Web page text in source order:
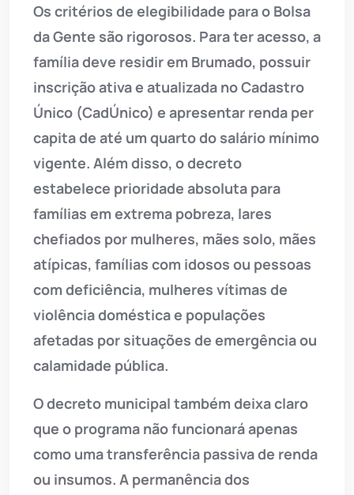
Os critérios de elegibilidade para o Bolsa
da Gente são rigorosos. Para ter acesso, a
família deve residir em Brumado, possuir
inscrição ativa e atualizada no Cadastro
Único (CadÚnico) e apresentar renda per
capita de até um quarto do salário mínimo
vigente. Além disso, o decreto
estabelece prioridade absoluta para
famílias em extrema pobreza, lares
chefiados por mulheres, mães solo, mães
atípicas, famílias com idosos ou pessoas
com deficiência, mulheres vítimas de
violência doméstica e populações
afetadas por situações de emergência ou
calamidade pública.
O decreto municipal também deixa claro
que o programa não funcionará apenas
como uma transferência passiva de renda
ou insumos. A permanência dos